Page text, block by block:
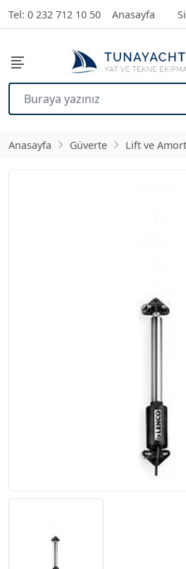
Tel: 0 232 712 10 50 Anasayfa
Anasayfa Güverte Lift ve